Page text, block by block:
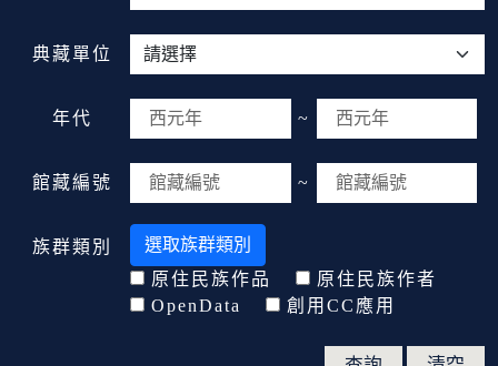
典藏單位
年代 ~
館藏編號 ~
族群類別
選取族群類別
原住民族作品
原住民族作者
OpenData
創用CC應用